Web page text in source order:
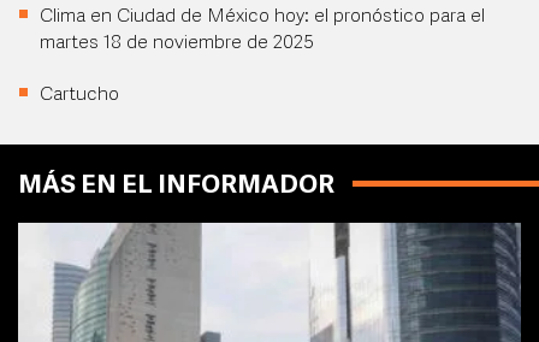
Clima en Ciudad de México hoy: el pronóstico para el
martes 18 de noviembre de 2025
Cartucho
MÁS EN EL INFORMADOR